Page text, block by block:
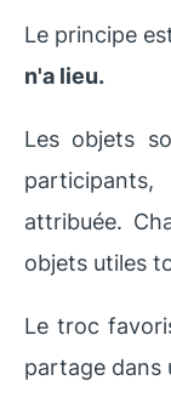
Le principe
n'a lieu.
Les objets
attribuée.
objets utiles
Le troc
partage dans